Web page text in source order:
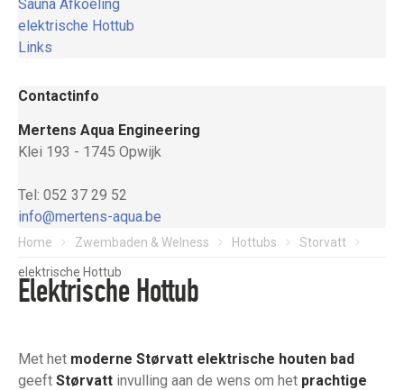
Sauna Afkoeling
elektrische Hottub
Links
Contactinfo
Mertens Aqua Engineering
Klei 193 - 1745 Opwijk
Tel: 052 37 29 52
info@mertens-aqua.be
Home Zwembaden & Welness Hottubs Storvatt
elektrische Hottub
Elektrische Hottub
Met het moderne Størvatt elektrische houten bad
geeft Størvatt invulling aan de wens om het prachtige